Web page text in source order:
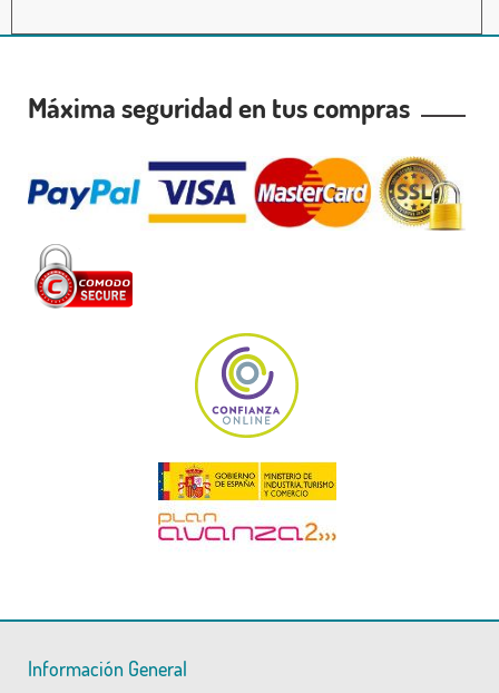
Máxima seguridad en tus compras
Información General